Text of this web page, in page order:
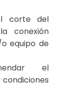
corte del
conexión
equipo de
el